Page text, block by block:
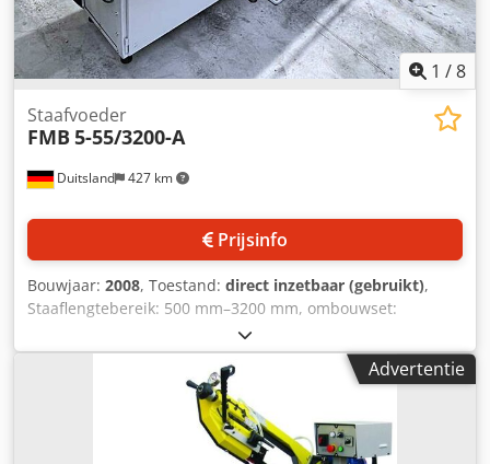
1 /8
Duitsland 427 km
Staafvoeder
FMB 5-55/3200-A
Prijsinfo
Bouwjaar: 2008, Toestand: direct inzetbaar (gebruikt),
Staaflengtebereik: 500 mm–3200 mm, ombouwset:
D50/1650/3200, max. staafdiameter: 50 mm,
materiaalleiding: 30 mm, max. duwkracht: 750 N, max.
grijpkracht: 1500 N, invoersnelheid: 700 mm/s,
terugloopsnelheid: 1000 mm/s, laadcapaciteit: 240 mm.
Machineafmetingen X/Y: ca. 4450 mm / 900 mm, gewicht:
ca. 1800 kg. Bezichtigen ter plaatse is mogelijk. Chedpfox S
Advertentie